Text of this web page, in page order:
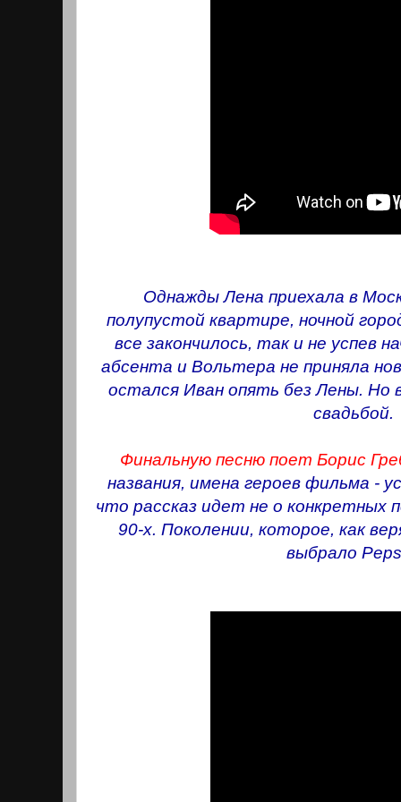
Однажды Лена приехала в
полупустой квартире, ночной
все закончилось, так и не успев
абсента и Вольтера не приняла
остался Иван опять без Лены. Но
свадьбой.
Финальную песню поет Борис
названия, имена героев фильма -
что рассказ идет не о конкретных
90-х. Поколении, которое, как
выбрало